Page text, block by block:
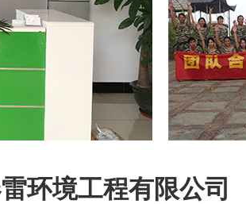
环境工程有限公司